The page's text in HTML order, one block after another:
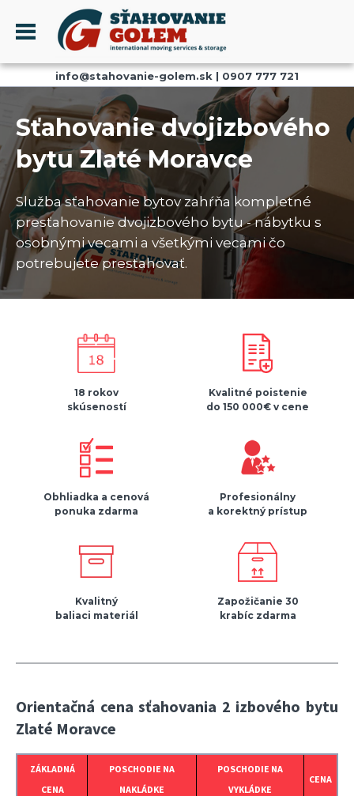
Menu
PROFIL
SŤAHOVANIE - SŤAHOVACIE SLUŽBY
DOPRAVA - DOPRAVNÉ SLUŽBY
AKCIE A ZĽAVY
SKLADOVANIE
REFERENCIE
CENNÍK
KONTAKT
info@stahovanie-golem.sk | 0907 777 721
Sťahovanie dvojizbového
bytu Zlaté Moravce
Služba sťahovanie bytov zahŕňa kompletné
presťahovanie dvojizbového bytu - nábytku s
osobnými vecami a všetkými vecami čo
potrebujete presťahovať.
18 rokov
skúseností
Kvalitné poistenie
do 150 000€ v cene
Obhliadka a cenová
ponuka zdarma
Profesionálny
a korektný prístup
Kvalitný
baliaci materiál
Zapožičanie 30
krabíc zdarma
Orientačná cena sťahovania 2 izbového bytu
Zlaté Moravce
ZÁKLADNÁ
CENA
POSCHODIE NA
NAKLÁDKE
POSCHODIE NA
VYKLÁDKE
CENA